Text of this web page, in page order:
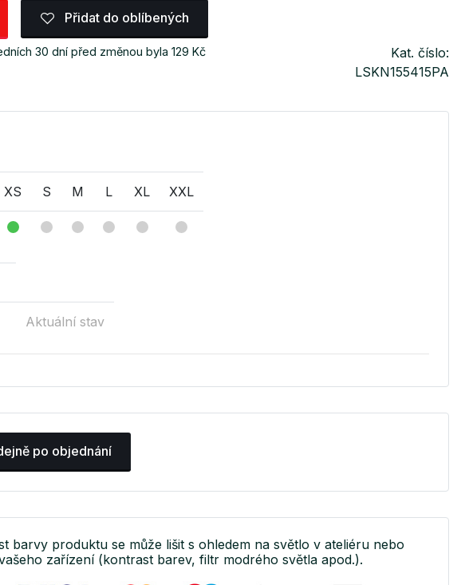
Přidat do oblíbených
30 dní před změnou byla 129 Kč
Kat. číslo:
LSKN155415PA
XS S M L XL XXL
Aktuální stav
po objednání
barvy produktu se může lišit s ohledem na světlo v ateliéru nebo
zařízení (kontrast barev, filtr modrého světla apod.).